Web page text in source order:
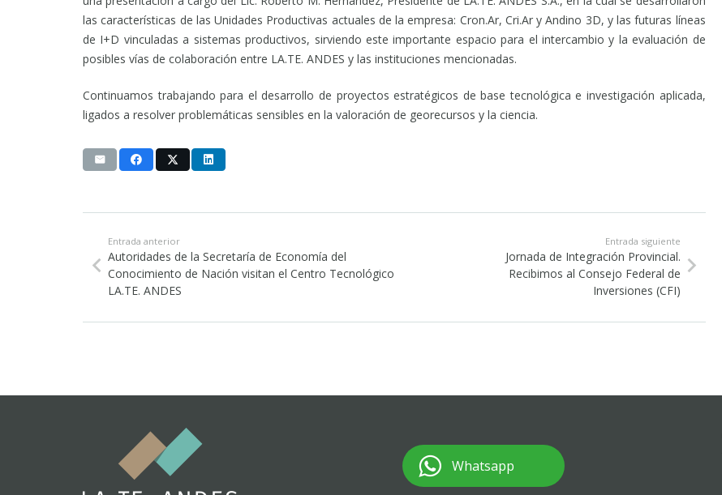
las características de las Unidades Productivas actuales de la empresa: Cron.Ar, Cri.Ar y Andino 3D, y las futuras líneas
de I+D vinculadas a sistemas productivos, sirviendo este importante espacio para el intercambio y la evaluación de
posibles vías de colaboración entre LA.TE. ANDES y las instituciones mencionadas.
Continuamos trabajando para el desarrollo de proyectos estratégicos de base tecnológica e investigación aplicada,
ligados a resolver problemáticas sensibles en la valoración de georecursos y la ciencia.
Entrada anterior
Autoridades de la Secretaría de Economía del
Conocimiento de Nación visitan el Centro Tecnológico
LA.TE. ANDES
Entrada siguiente
Jornada de Integración Provincial.
Recibimos al Consejo Federal de
Inversiones (CFI)
Whatsapp